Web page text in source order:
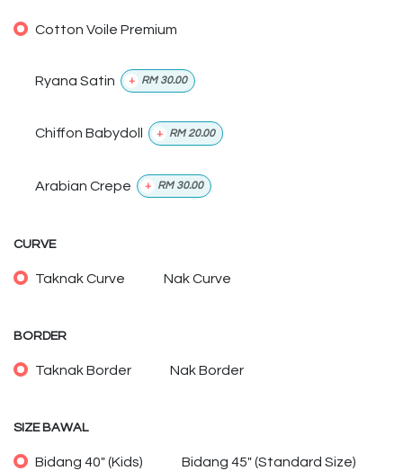
Cotton Voile Premium
Ryana Satin + RM 30.00
Chiffon Babydoll + RM 20.00
Arabian Crepe + RM 30.00
CURVE
Taknak Curve Nak Curve
BORDER
Taknak Border Nak Border
SIZE BAWAL
Bidang 40" (Kids) Bidang 45" (Standard Size)